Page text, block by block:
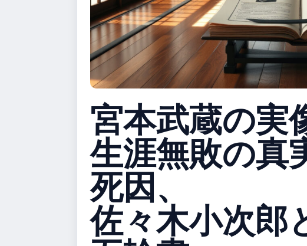
宮本武蔵の実
生涯無敗の真
死因、
佐々木小次郎